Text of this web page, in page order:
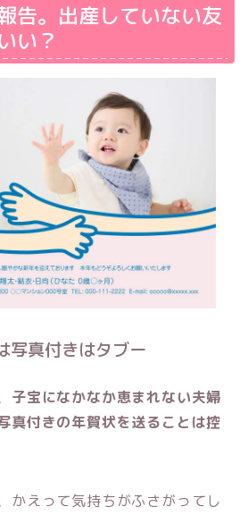
告。出産していない友
い？
写真付きはタブー
子宝になかなか恵まれない夫婦
真付きの年賀状を送ることは控
かえって気持ちがふさがってし